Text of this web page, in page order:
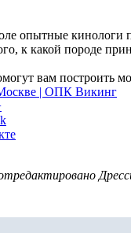
опытные кинологи
к какой породе
вам построить
| ОПК Викинг